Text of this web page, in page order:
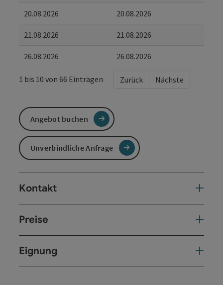
20.08.2026 20.08.2026
21.08.2026 21.08.2026
26.08.2026 26.08.2026
1 bis 10 von 66 Einträgen Zurück Nächste
Angebot buchen
Unverbindliche Anfrage
Kontakt
Preise
Eignung